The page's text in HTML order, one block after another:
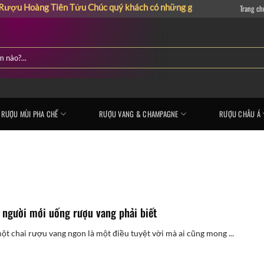
Tiên TửuChúc quý khách có những giây phút mua sắm vui vẻ
Trang
RƯỢU MÙI PHA CHẾ RƯỢU VANG & CHAMPAGNE RƯỢU CHÂU Á
mới uống rượu vang phải biết
chai rượu vang ngon là một điều tuyệt vời mà ai cũng mong ...